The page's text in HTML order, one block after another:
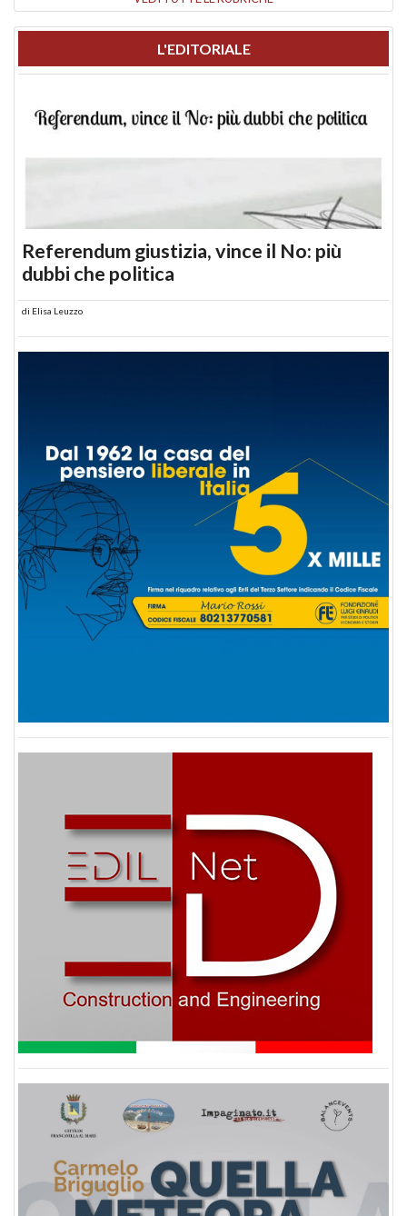
L'EDITORIALE
Referendum giustizia, vince il No: più
dubbi che politica
di Elisa Leuzzo